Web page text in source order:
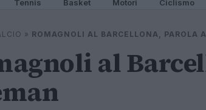
Tennis Basket Motori Ciclismo
» ROMAGNOLI AL BARCELLONA, PAROLA
al